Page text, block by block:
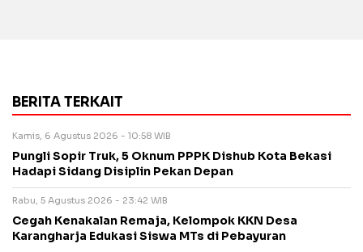
BERITA TERKAIT
Kamis, 6 Agustus 2026 - 10:58 WIB
Pungli Sopir Truk, 5 Oknum PPPK Dishub Kota Bekasi
Hadapi Sidang Disiplin Pekan Depan
Rabu, 5 Agustus 2026 - 23:42 WIB
Cegah Kenakalan Remaja, Kelompok KKN Desa
Karangharja Edukasi Siswa MTs di Pebayuran